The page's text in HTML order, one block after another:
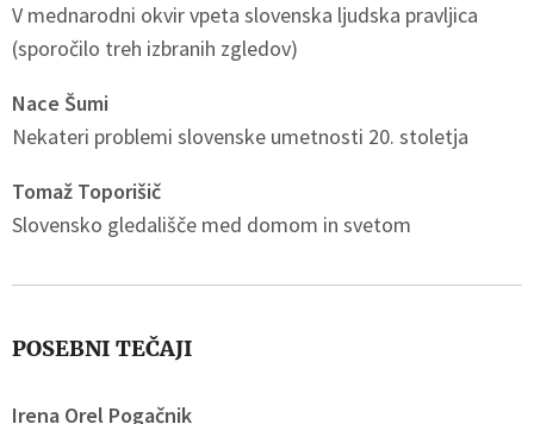
V mednarodni okvir vpeta slovenska ljudska pravljica
(sporočilo treh izbranih zgledov)
Nace Šumi
Nekateri problemi slovenske umetnosti 20. stoletja
Tomaž Toporišič
Slovensko gledališče med domom in svetom
POSEBNI TEČAJI
Irena Orel Pogačnik